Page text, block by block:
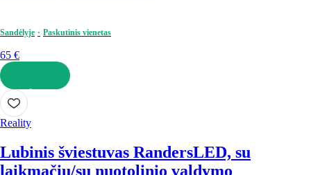
Sandėlyje Paskutinis vienetas
65 €
Į KREPŠELĮ
Reality
Lubinis šviestuvas RandersLED, su
laikmačiu/su nuotolinio valdymo